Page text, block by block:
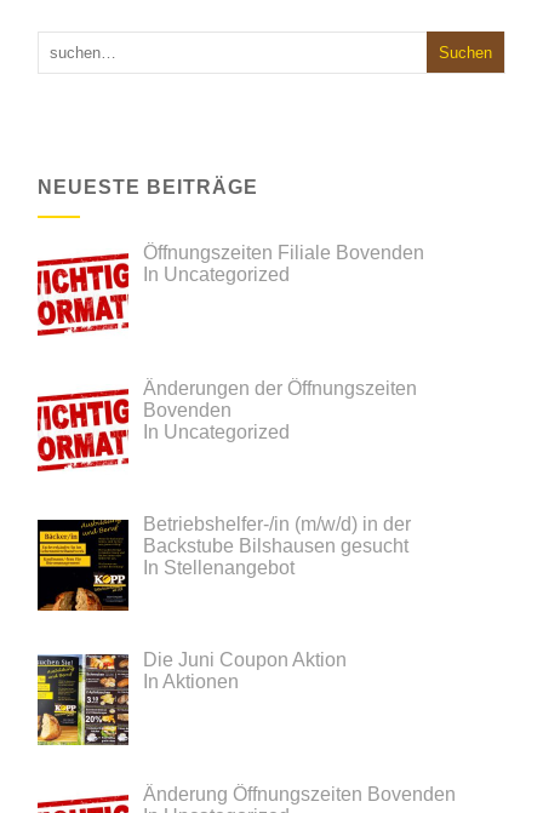
NEUESTE BEITRÄGE
Öffnungszeiten Filiale Bovenden
In Uncategorized
Änderungen der Öffnungszeiten
Bovenden
In Uncategorized
Betriebshelfer-/in (m/w/d) in der
Backstube Bilshausen gesucht
In Stellenangebot
Die Juni Coupon Aktion
In Aktionen
Änderung Öffnungszeiten Bovenden